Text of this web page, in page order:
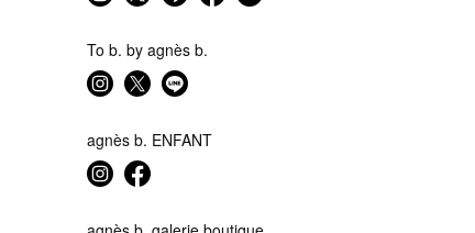
To b. by agnès b.
agnès b. ENFANT